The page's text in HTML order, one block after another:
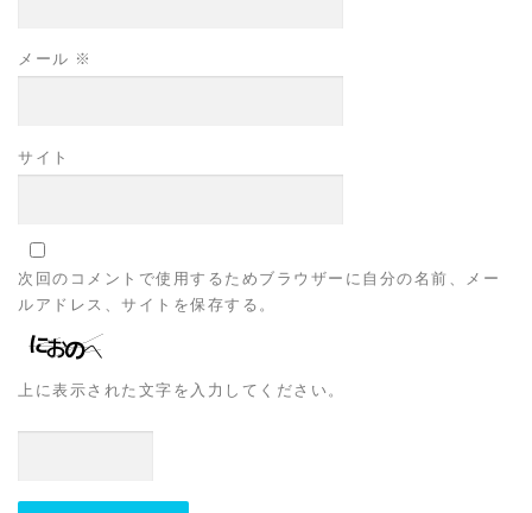
メール ※
サイト
次回のコメントで使用するためブラウザーに自分の名前、メー
ルアドレス、サイトを保存する。
上に表示された文字を入力してください。